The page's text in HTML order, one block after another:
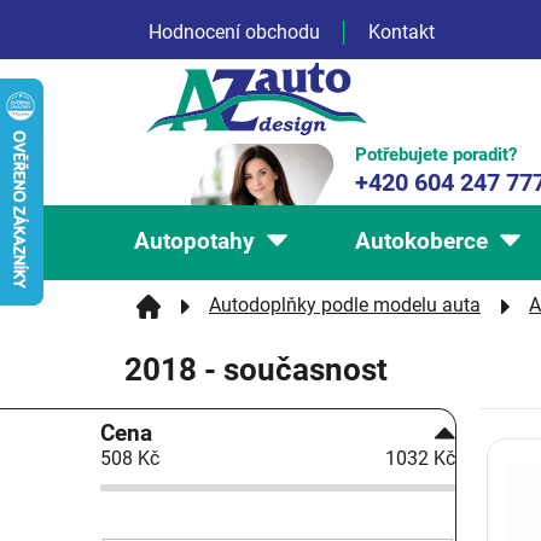
obsah
Hodnocení obchodu Kontakt
Potřebujete poradit?
+420 604 247
Autopotahy Autokoberce
Autodoplňky podle modelu auta
2018 - současnost
P
o
s
t
Cena
508 Kč 1032 Kč
V